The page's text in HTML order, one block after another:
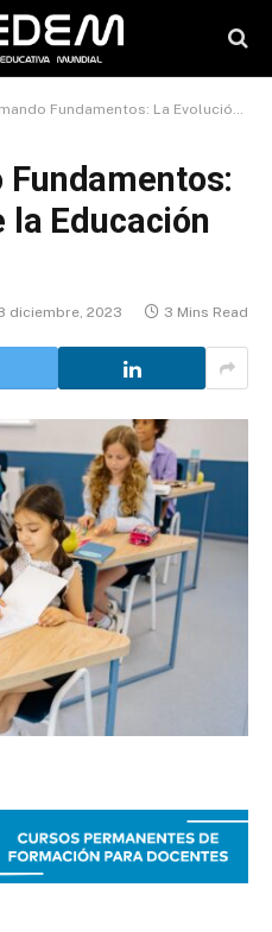
Fundamentos: La Evolución de la Educación Primaria
la Educación
diciembre, 2023 3 Mins Read